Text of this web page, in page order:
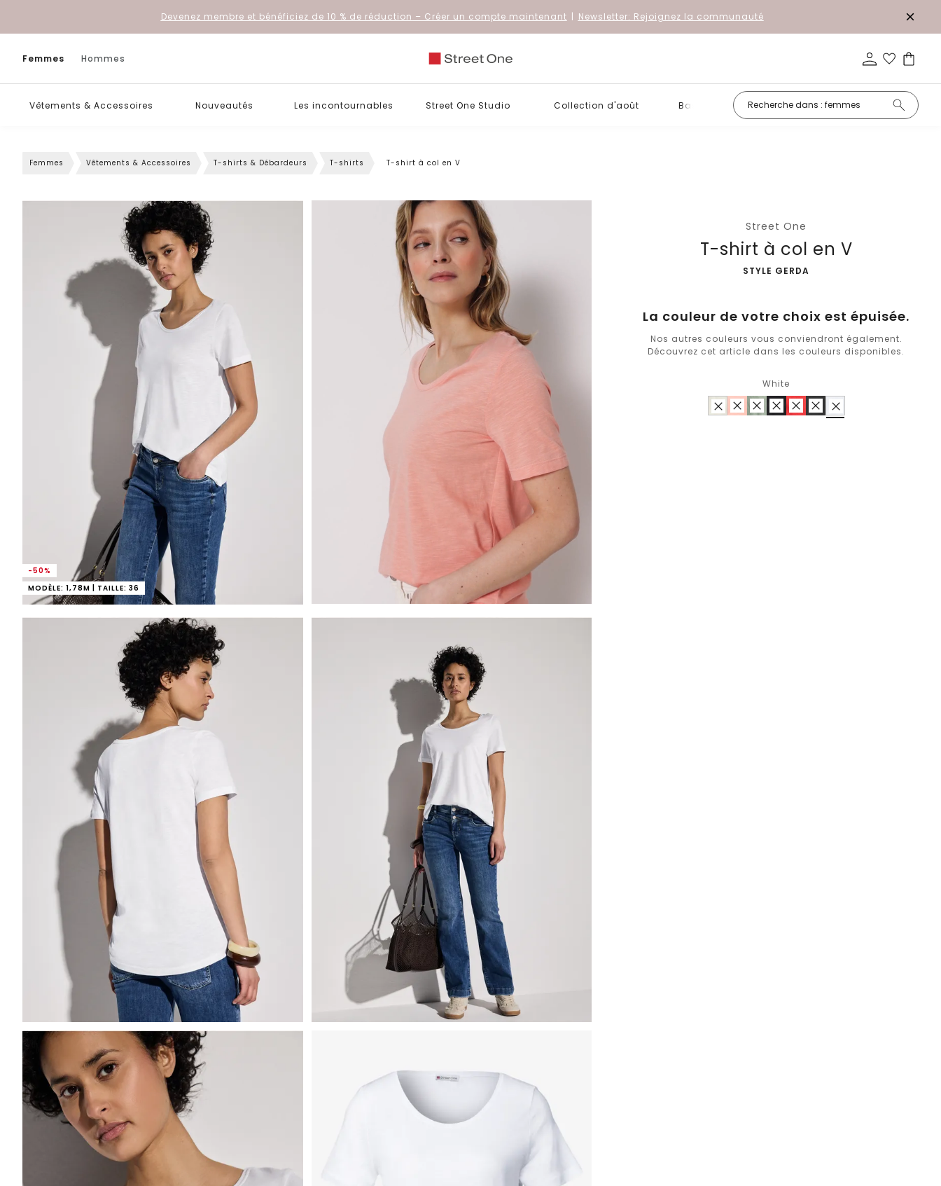
Devenez membre et bénéficiez de 10 % de réduction – Créer un compte maintenant | Newsletter: Rejoignez la communauté
Femmes Hommes
Vêtements & Accessoires Nouveautés Les incontournables Street One Studio Collection d'août Basiques Petits prix
Femmes Vêtements & Accessoires T-shirts & Débardeurs T-shirts T-shirt à col en V
-50%
MODÈLE: 1,78M | TAILLE: 36
Street One
T-shirt à col en V
-
STYLE GERDA
La couleur de votre choix est épuisée.
Nos autres couleurs vous conviendront également.
Découvrez cet article dans les couleurs disponibles.
White